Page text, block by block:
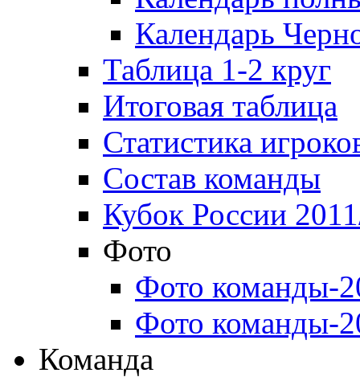
Календарь
Таблица 1-2 круг
Итоговая таблица
Статистика
Состав команды
Кубок России
Фото
Фото команды-
Фото команды-
Команда